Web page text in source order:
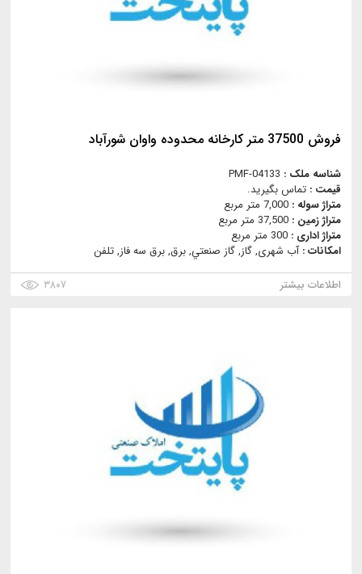
فروش 37500 متر کارخانه محدوده واوان شورآباد
شناسه ملک : PMF-04133
قیمت : تماس بگیرید.
متراژ سوله : 7,000 متر مربع
متراژ زمین : 37,500 متر مربع
متراژ اداری : 300 متر مربع
امکانات :آب شهری, گاز, گاز صنعتي, برق, برق سه فاز, تلفن
اطلاعات بیشتر
۳۸۰۷